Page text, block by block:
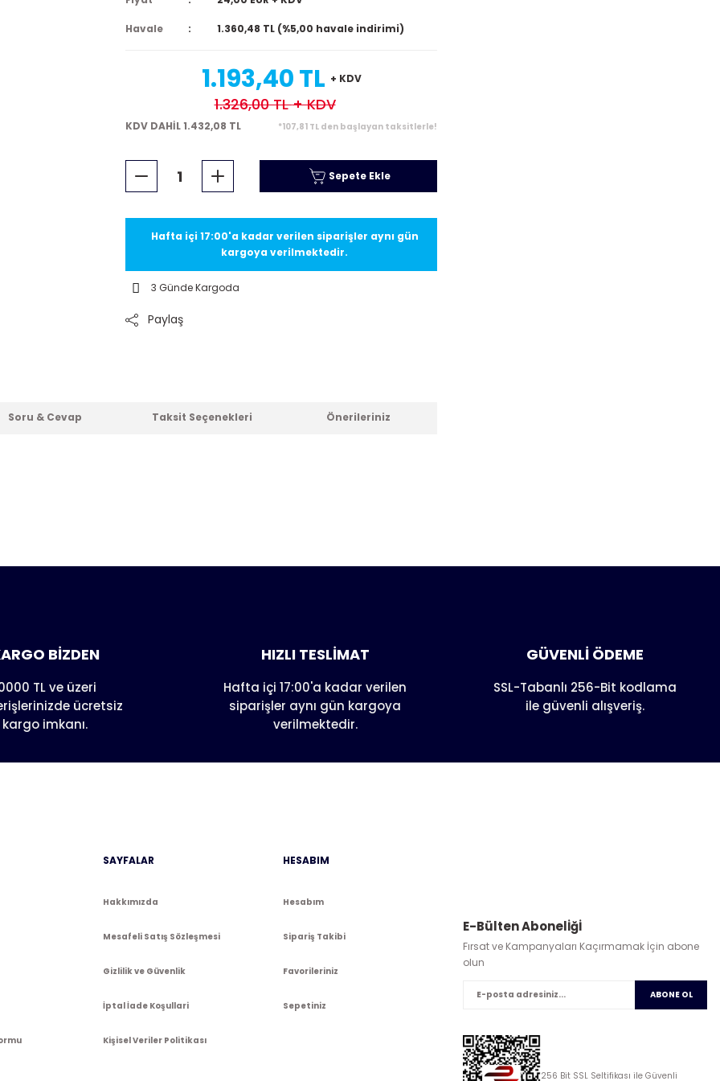
Havale 1.360,48 TL (%5,00 havale indirimi)
1.193,40 TL + KDV
1.326,00 TL+ KDV
KDV DAHİL 1.432,08 TL *107,81 TL den başlayan taksitlerle!
Sepete Ekle
Hafta içi 17:00'a kadar verilen siparişler aynı gün
kargoya verilmektedir.
3 Günde Kargoda
Paylaş
Soru & Cevap Taksit Seçenekleri Önerileriniz
Yorum Yaz
Soru Sor
yetersiz gördüğünüz noktaları öneri formunu kullanarak
BİZDEN
TL ve üzeri
ücretsiz
kargo imkanı.
HIZLI TESLİMAT
Hafta içi 17:00'a kadar verilen
siparişler aynı gün kargoya
verilmektedir.
GÜVENLİ ÖDEME
SSL-Tabanlı 256-Bit kodlama
ile güvenli alışveriş.
SAYFALAR
Hakkımızda
Mesafeli Satış Sözleşmesi
Gizlilik ve Güvenlik
İptal İade Koşullari
Kişisel Veriler Politikası
HESABIM
Hesabım
Sipariş Takibi
Favorileriniz
Sepetiniz
E-Bülten Abonelİğİ
Fırsat ve Kampanyaları Kaçırmamak İçin abone
olun
ABONE OL
256 Bit SSL Seltifikası ile Güvenli